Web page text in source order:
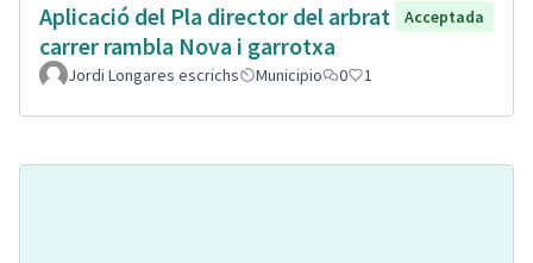
Aplicació del Pla director del arbrat
carrer rambla Nova i garrotxa
Acceptada
Jordi Longares escrichs Municipio 0 1